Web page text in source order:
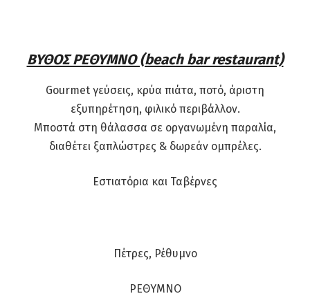
ΒΥΘΟΣ ΡΕΘΥΜΝΟ (beach bar restaurant)
Gourmet γεύσεις, κρύα πιάτα, ποτό, άριστη
εξυπηρέτηση, φιλικό περιβάλλον.
Μποστά στη θάλασσα σε οργανωμένη παραλία,
διαθέτει ξαπλώστρες & δωρεάν ομπρέλες.
Εστιατόρια και Ταβέρνες
Πέτρες, Ρέθυμνο
ΡΕΘΥΜΝΟ